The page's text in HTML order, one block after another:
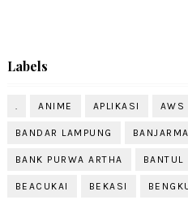
Labels
. ANIME APLIKASI AWS
BANDAR LAMPUNG
BANK PURWA ARTHA BANTUL
BEACUKAI BEKASI